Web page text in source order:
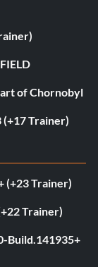
of Chornobyl
Trainer)
(+23 Trainer)
Trainer)
Build.141935+